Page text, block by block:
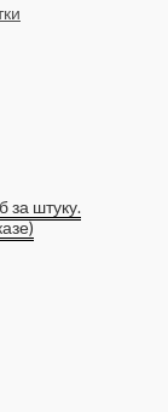
за штуку.